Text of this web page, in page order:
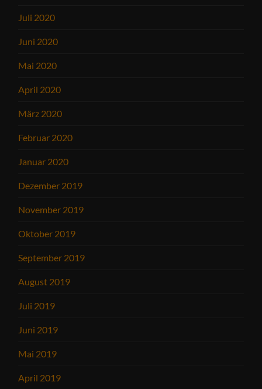
Juli 2020
Juni 2020
Mai 2020
April 2020
März 2020
Februar 2020
Januar 2020
Dezember 2019
November 2019
Oktober 2019
September 2019
August 2019
Juli 2019
Juni 2019
Mai 2019
April 2019